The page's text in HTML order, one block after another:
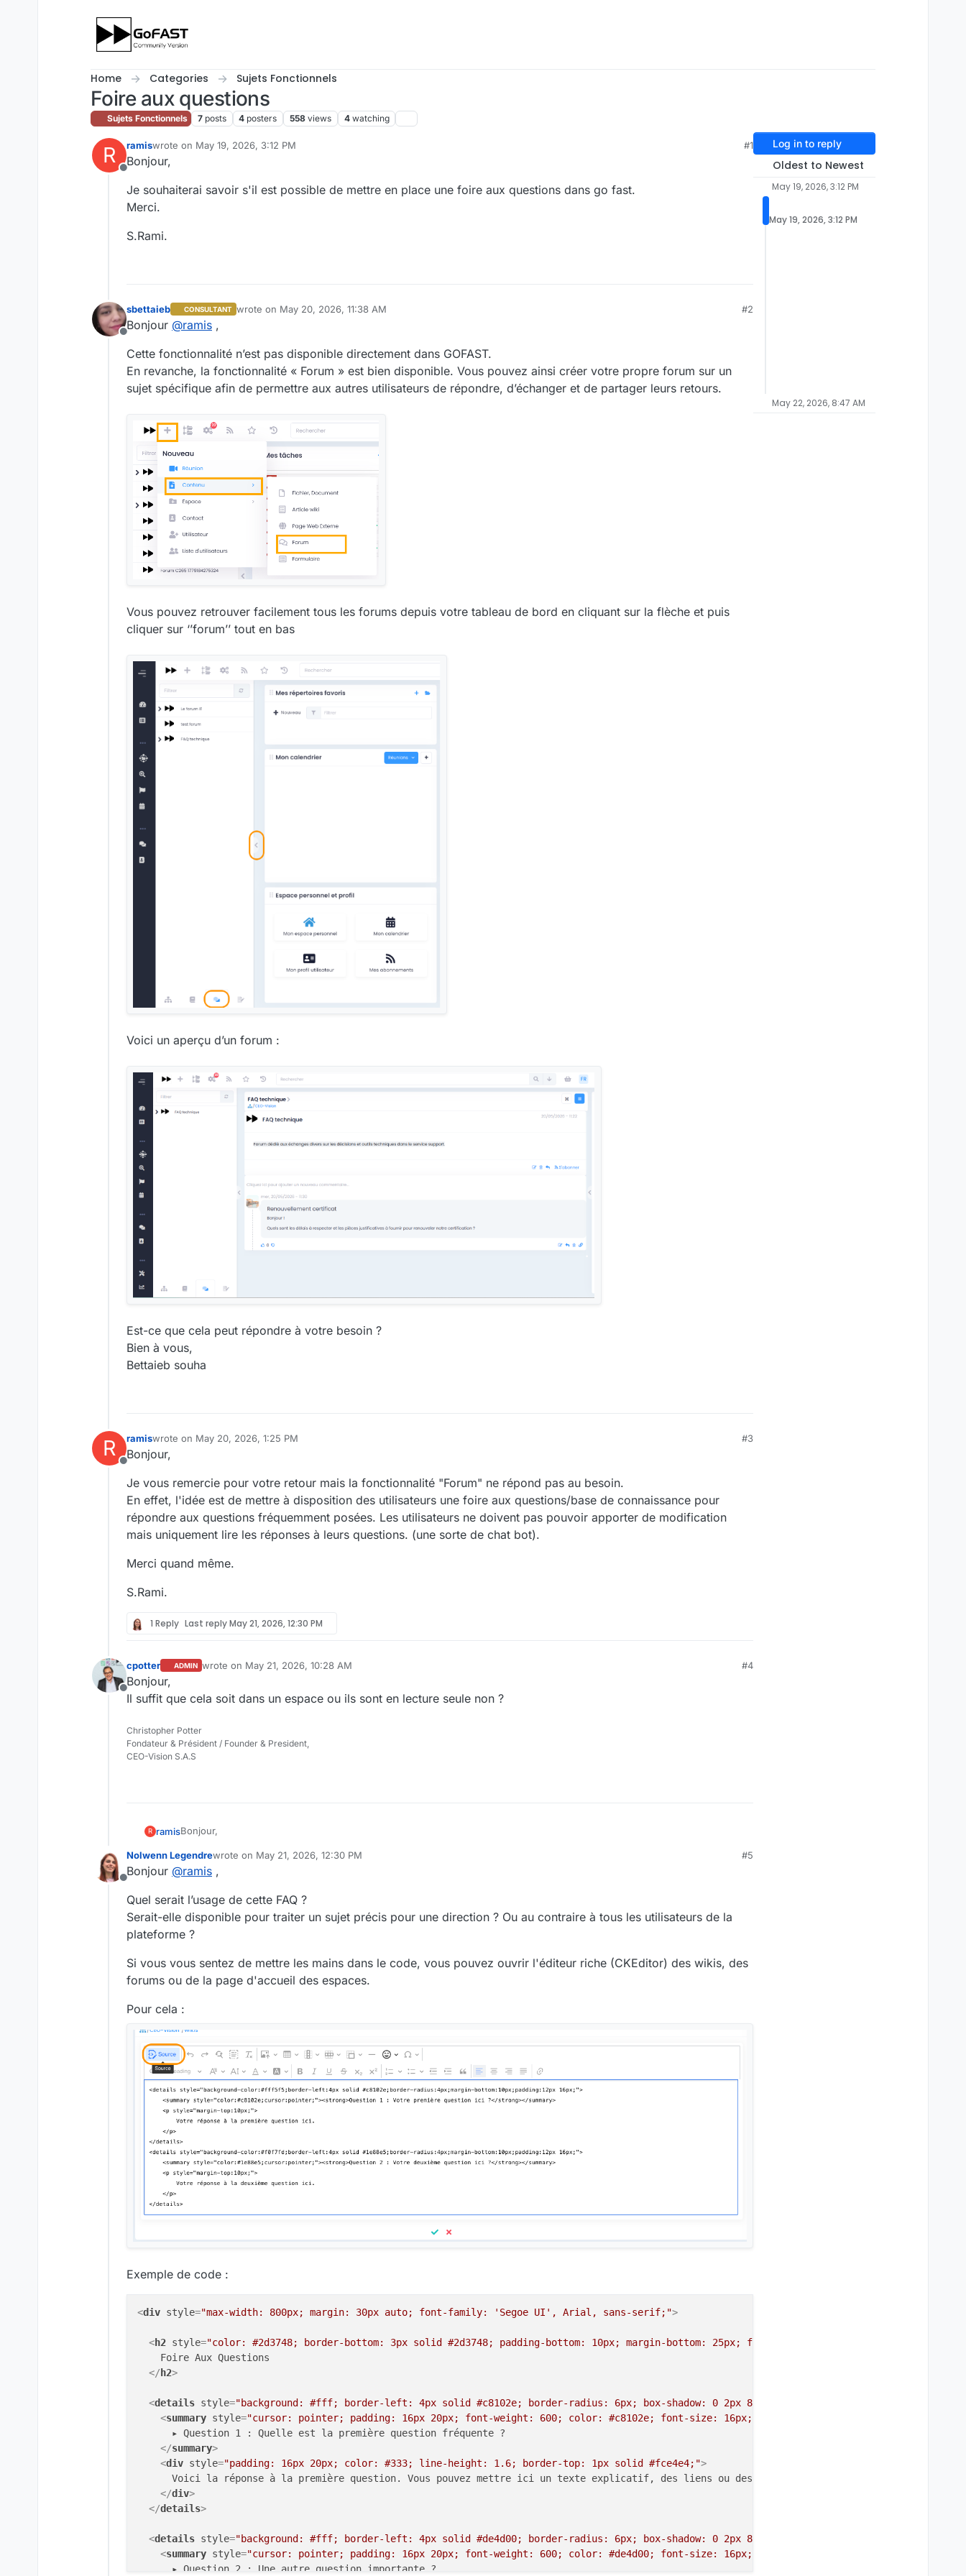
Home Categories Sujets Fonctionnels
Foire aux questions
Sujets Fonctionnels 7 posts 4 posters 558 views 4 watching
R
Offline
ramiswrote on May 19, 2026, 3:12 PM
last edited by
#1
Bonjour,
Je souhaiterai savoir s'il est possible de mettre en place une foire aux questions dans go fast.
Merci.
S.Rami.
Offline
sbettaieb CONSULTANT wrote on May 20, 2026, 11:38 AM
last edited by sbettaiebMay 20, 2026, 1:40 PM
#2
Bonjour @ramis ,
Cette fonctionnalité n’est pas disponible directement dans GOFAST.
En revanche, la fonctionnalité « Forum » est bien disponible. Vous pouvez ainsi créer votre propre forum sur un
sujet spécifique afin de permettre aux autres utilisateurs de répondre, d’échanger et de partager leurs retours.
Vous pouvez retrouver facilement tous les forums depuis votre tableau de bord en cliquant sur la flèche et puis
cliquer sur ‘’forum’’ tout en bas
Voici un aperçu d’un forum :
Est-ce que cela peut répondre à votre besoin ?
Bien à vous,
Bettaieb souha
R
Offline
ramiswrote on May 20, 2026, 1:25 PM
last edited by
#3
Bonjour,
Je vous remercie pour votre retour mais la fonctionnalité "Forum" ne répond pas au besoin.
En effet, l'idée est de mettre à disposition des utilisateurs une foire aux questions/base de connaissance pour
répondre aux questions fréquemment posées. Les utilisateurs ne doivent pas pouvoir apporter de modification
mais uniquement lire les réponses à leurs questions. (une sorte de chat bot).
Merci quand même.
S.Rami.
1 Reply Last replyMay 21, 2026, 12:30 PM
Offline
cpotter ADMIN wrote on May 21, 2026, 10:28 AM
last edited by
#4
Bonjour,
Il suffit que cela soit dans un espace ou ils sont en lecture seule non ?
Christopher Potter
Fondateur & Président / Founder & President,
CEO-Vision S.A.S
R ramisBonjour,
Je vous remercie pour votre retour mais la fonctionnalité "Forum" ne répond pas au besoin.
En effet, l'idée est de mettre à disposition des utilisateurs une foire aux questions/base de connaissance pour répondre aux
réponses à leurs questions. (une sorte de chat bot).
S.Rami.
Offline
Nolwenn Legendrewrote on May 21, 2026, 12:30 PM
last edited by
#5
Bonjour @ramis ,
Quel serait l’usage de cette FAQ ?
Serait-elle disponible pour traiter un sujet précis pour une direction ? Ou au contraire à tous les utilisateurs de la
plateforme ?
Si vous vous sentez de mettre les mains dans le code, vous pouvez ouvrir l'éditeur riche (CKEditor) des wikis, des
forums ou de la page d'accueil des espaces.
Pour cela :
Exemple de code :
<div style="max-width: 800px; margin: 30px auto; font-family: 'Segoe UI', Arial, sans-serif;">
<h2 style="color: #2d3748; border-bottom: 3px solid #2d3748; padding-bottom: 10px; margin-bottom: 25px; font-weight: 600;"
    Foire Aux Questions
</ h2>
<details style="background: #fff; border-left: 4px solid #c8102e; border-radius: 6px; box-shadow: 0 2px 8px rgba(200,16,46,0.08); margin-
<summary style="cursor: pointer; padding: 16px 20px; font-weight: 600; color: #c8102e; font-size: 16px; list-style: none; user-select:
      ▸ Question 1 : Quelle est la première question fréquente ?
</summary>
<div style="padding: 16px 20px; color: #333; line-height: 1.6; border-top: 1px solid #fce4e4;">
      Voici la réponse à la première question. Vous pouvez mettre ici un texte explicatif, des liens ou des éléments enrichis.
</div>
</details>
<details style="background: #fff; border-left: 4px solid #de4d00; border-radius: 6px; box-shadow: 0 2px 8px rgba(222,77,0,0.08); margin-
<summary style="cursor: pointer; padding: 16px 20px; font-weight: 600; color: #de4d00; font-size: 16px; list-style: none; user-select:
      ▸ Question 2 : Une autre question importante ?
Log in to reply
Oldest to Newest
May 19, 2026, 3:12 PM
May 19, 2026, 3:12 PM
May 22, 2026, 8:47 AM